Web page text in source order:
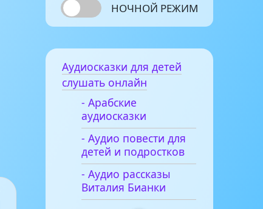
НОЧНОЙ РЕЖИМ
Аудиосказки для детей
слушать онлайн
- Арабские
аудиосказки
- Аудио повести для
детей и подростков
- Аудио рассказы
Виталия Бианки